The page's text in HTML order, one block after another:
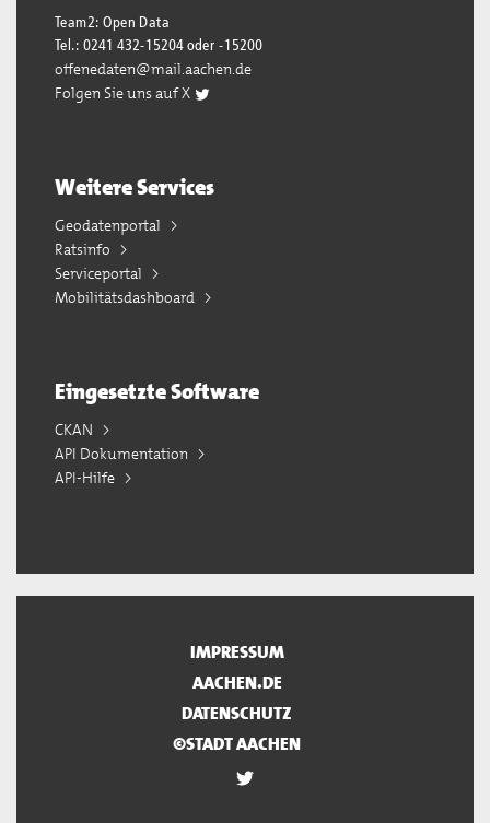
Team2: Open Data
Tel.: 0241 432-15204 oder -15200
offenedaten@mail.aachen.de
Folgen Sie uns auf X
Weitere Services
Geodatenportal
Ratsinfo
Serviceportal
Mobilitätsdashboard
Eingesetzte Software
CKAN
API Dokumentation
API-Hilfe
IMPRESSUM
AACHEN.DE
DATENSCHUTZ
©STADT AACHEN